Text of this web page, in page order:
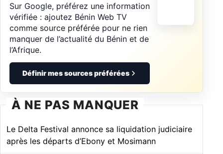
Sur Google, préférez une information
vérifiée : ajoutez Bénin Web TV
comme source préférée pour ne rien
manquer de l’actualité du Bénin et de
l’Afrique.
Définir mes sources préférées
À NE PAS MANQUER
Le Delta Festival annonce sa liquidation judiciaire
après les départs d’Ebony et Mosimann